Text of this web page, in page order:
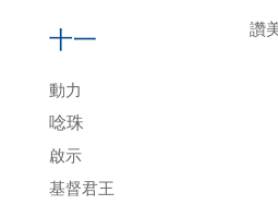
十一
動力
唸珠
啟示
基督君王
讚